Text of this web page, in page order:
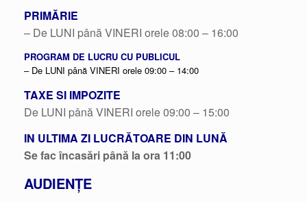
PRIMĂRIE
– De LUNI până VINERI orele 08:00 – 16:00
PROGRAM DE LUCRU CU PUBLICUL
– De LUNI până VINERI orele 09:00 – 14:00
TAXE SI IMPOZITE
De LUNI până VINERI orele 09:00 – 15:00
IN ULTIMA ZI LUCRĂTOARE DIN LUNĂ
Se fac încasări până la ora 11:00
AUDIENȚE